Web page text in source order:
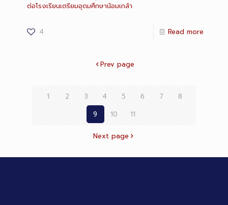
ต่อโรงเรียนเตรียมอุดมศึกษาน้อมเกล้า
4 Read more
Prev page
1 2 3 4 5 6 7
8
9
10 11
Next page